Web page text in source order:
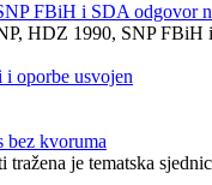
FBiH i SDA odgovor
HDZ 1990, SNP FBiH
oporbe usvojen
kvoruma
je tematska